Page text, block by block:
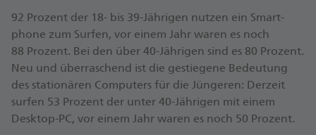
92 Prozent der 18- bis 39-Jährigen nutzen ein Smart­
phone zum Surfen, vor einem Jahr waren es noch
88 Prozent. Bei den über 40-Jährigen sind es 80 Prozent.
Neu und über­raschend ist die ge­stiegene Be­deutung
des stationären Computers für die Jüngeren: Derzeit
surfen 53 Prozent der unter 40-Jährigen mit einem
Desktop-PC, vor einem Jahr waren es noch 50 Prozent.